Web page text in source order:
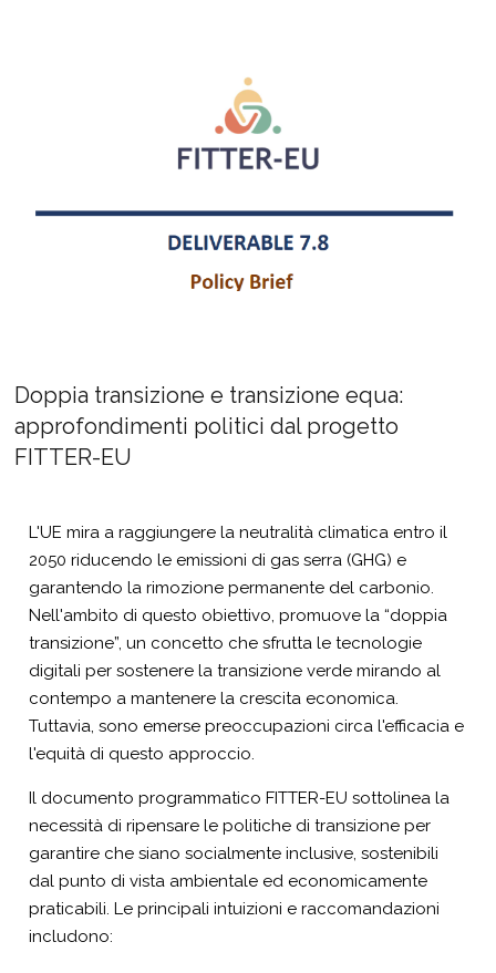
Doppia transizione e transizione equa:
approfondimenti politici dal progetto
FITTER-EU
L'UE mira a raggiungere la neutralità climatica entro il
2050 riducendo le emissioni di gas serra (GHG) e
garantendo la rimozione permanente del carbonio.
Nell'ambito di questo obiettivo, promuove la “doppia
transizione”, un concetto che sfrutta le tecnologie
digitali per sostenere la transizione verde mirando al
contempo a mantenere la crescita economica.
Tuttavia, sono emerse preoccupazioni circa l'efficacia e
l'equità di questo approccio.
Il documento programmatico FITTER-EU sottolinea la
necessità di ripensare le politiche di transizione per
garantire che siano socialmente inclusive, sostenibili
dal punto di vista ambientale ed economicamente
praticabili. Le principali intuizioni e raccomandazioni
includono: